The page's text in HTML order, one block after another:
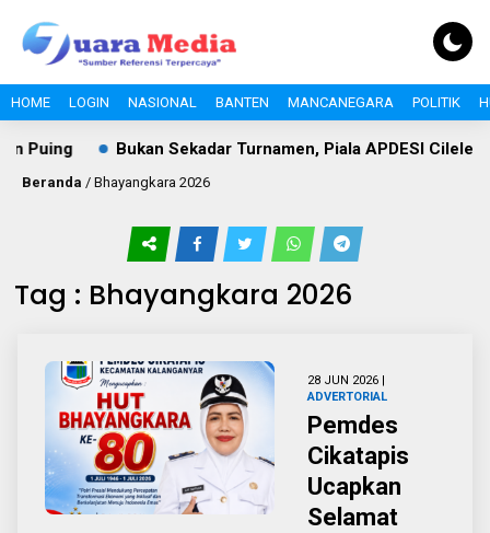
HOME LOGIN NASIONAL BANTEN MANCANEGARA POLITIK
Puing Bukan Sekadar Turnamen, Piala APDESI Cileles
Beranda / Bhayangkara 2026
Tag : Bhayangkara 2026
28 JUN 2026 |
ADVERTORIAL
Pemdes
Cikatapis
Ucapkan
Selamat